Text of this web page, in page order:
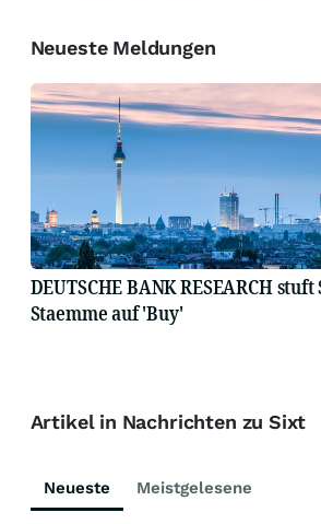
Neueste Meldungen
DEUTSCHE BANK RESEARCH
Staemme auf 'Buy'
Artikel in Nachrichten zu Sixt
Neueste Meistgelesene